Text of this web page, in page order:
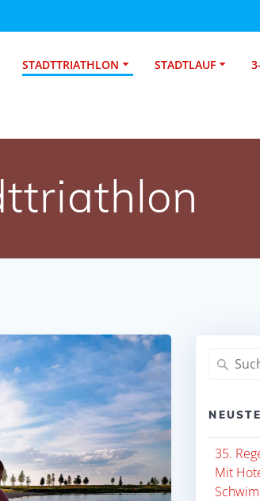
STADTTRIATHLON STADTLAUF
Suche
nach:
35.
Mit